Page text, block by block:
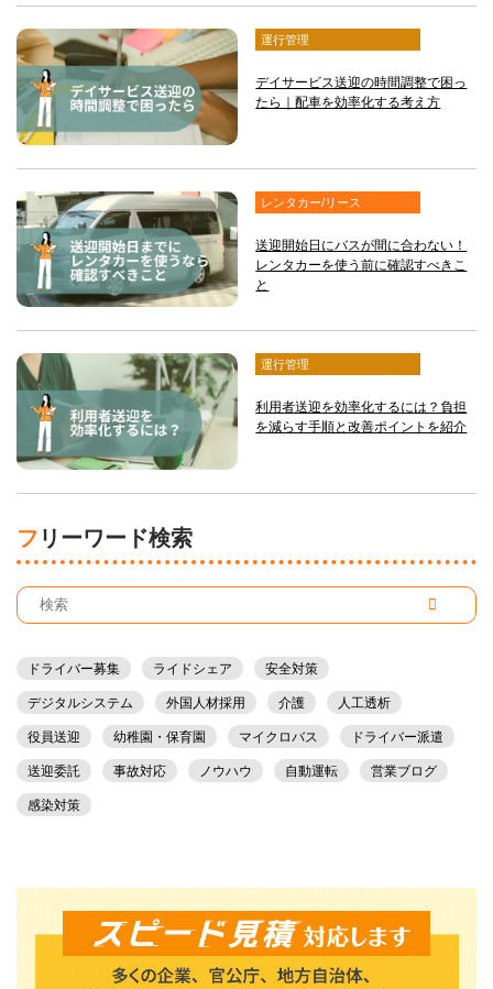
運行管理
デイサービス送迎の時間調整で困っ
たら｜配車を効率化する考え方
レンタカー/リース
送迎開始日にバスが間に合わない！
レンタカーを使う前に確認すべきこ
と
運行管理
利用者送迎を効率化するには？負担
を減らす手順と改善ポイントを紹介
フリーワード検索
ドライバー募集 ライドシェア 安全対策
デジタルシステム 外国人材採用 介護 人工透析
役員送迎 幼稚園・保育園 マイクロバス ドライバー派遣
送迎委託 事故対応 ノウハウ 自動運転 営業ブログ
感染対策